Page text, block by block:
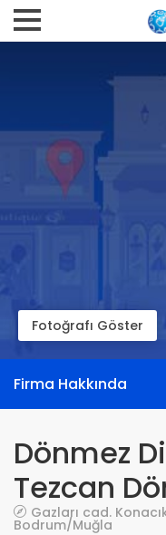
Fotoğrafı Göster
Firma Hakkında
Dönmez
Tezcan
Gazları cad.
Bodrum/Muğla